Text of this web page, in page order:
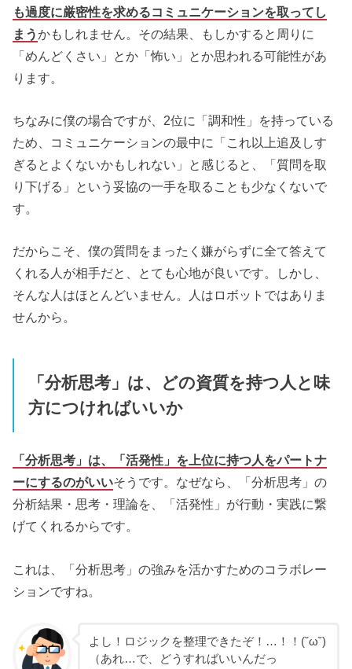
も過度に厳密性を求めるコミュニケーションを取ってし
まうかもしれません。その結果、もしかすると周りに
「めんどくさい」とか「怖い」とか思われる可能性があ
ります。
ちなみに僕の場合ですが、2位に「調和性」を持っている
ため、コミュニケーションの最中に「これ以上追及しす
ぎるとよくないかもしれない」と感じると、「質問を取
り下げる」という妥協の一手を取ることも少なくないで
す。
だからこそ、僕の質問をまったく嫌がらずに全て答えて
くれる人が相手だと、とても心地が良いです。しかし、
そんな人はほとんどいません。人はロボットではありま
せんから。
「分析思考」は、どの資質を持つ人と味
方につければいいか
「分析思考」は、「活発性」を上位に持つ人をパートナ
ーにするのがいいそうです。なぜなら、「分析思考」の
分析結果・思考・理論を、「活発性」が行動・実践に繋
げてくれるからです。
これは、「分析思考」の強みを活かすためのコラボレー
ションですね。
よし！ロジックを整理できたぞ！…！！(˘ω˘)
（あれ…で、どうすればいいんだっ